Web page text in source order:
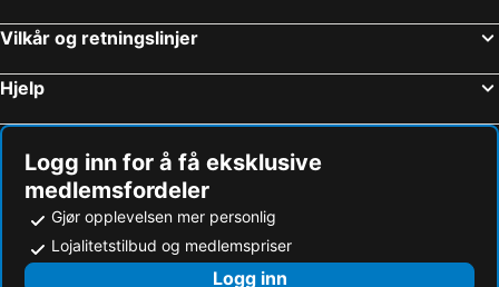
Vilkår og retningslinjer
Hjelp
Logg inn for å få eksklusive
medlemsfordeler
Gjør opplevelsen mer personlig
Lojalitetstilbud og medlemspriser
Logg inn